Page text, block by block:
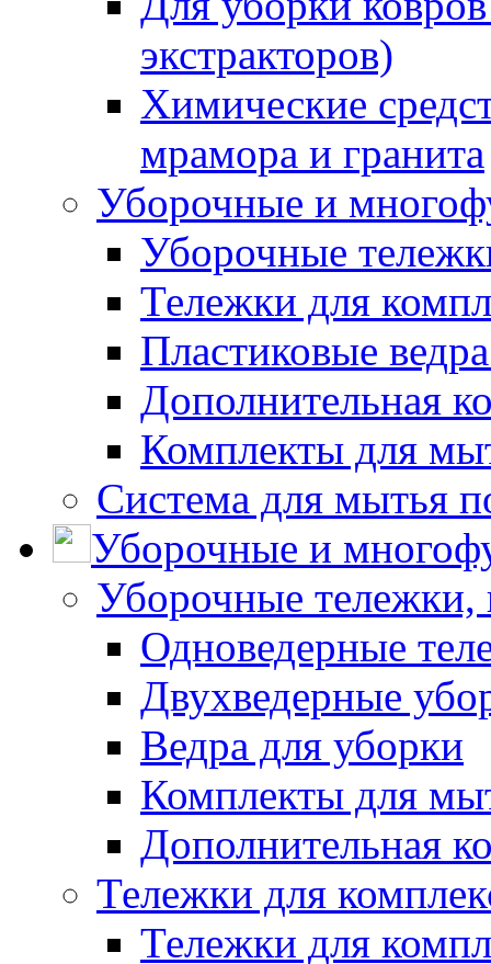
экстракторов)
Химические
мрамора и гранита
Уборочные и
Уборочные
Тележки для
Пластиковые
Дополнительная
Комплекты для
Система для мытья
Уборочные и
Уборочные тележки,
Одноведерные
Двухведерные
Ведра для уборки
Комплекты для
Дополнительная
Тележки для
Тележки для